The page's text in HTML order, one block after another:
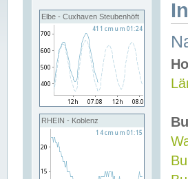
Elbe - Cuxhaven Steubenhöft
RHEIN - Koblenz